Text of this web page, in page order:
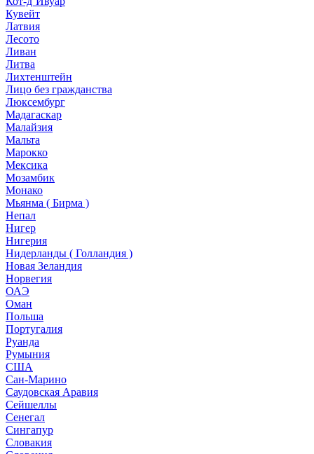
Кувейт
Латвия
Лесото
Ливан
Литва
Лихтенштейн
Лицо без гражданства
Люксембург
Мадагаскар
Малайзия
Мальта
Марокко
Мексика
Мозамбик
Монако
Мьянма ( Бирма )
Непал
Нигер
Нигерия
Нидерланды ( Голландия )
Новая Зеландия
Норвегия
ОАЭ
Оман
Польша
Португалия
Руанда
Румыния
США
Сан-Марино
Саудовская Аравия
Сейшеллы
Сенегал
Сингапур
Словакия